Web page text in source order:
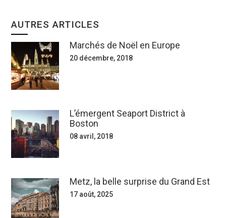
AUTRES ARTICLES
Marchés de Noël en Europe
20 décembre, 2018
L’émergent Seaport District à
Boston
08 avril, 2018
Metz, la belle surprise du Grand Est
17 août, 2025